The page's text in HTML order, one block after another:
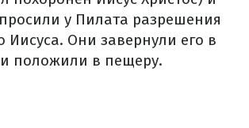
у Пилата разрешения
Иисуса. Они завернули его в
положили в пещеру.